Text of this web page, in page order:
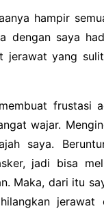
hampir
dengan saya
jerawat yang
frustasi
wajar.
saya.
jadi bisa
Maka, dari itu